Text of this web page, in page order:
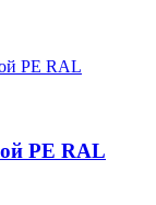
РЕ RAL